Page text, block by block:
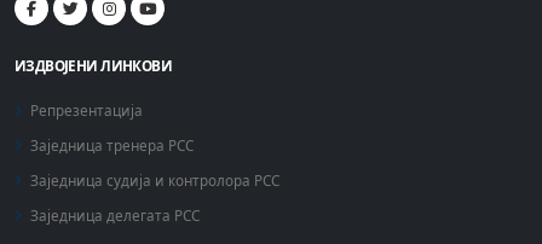
ИЗДВОЈЕНИ ЛИНКОВИ
Репрезентација
Заједница тренера РСС
Заједница судија и контролора РСС
Заједница делегата РСС